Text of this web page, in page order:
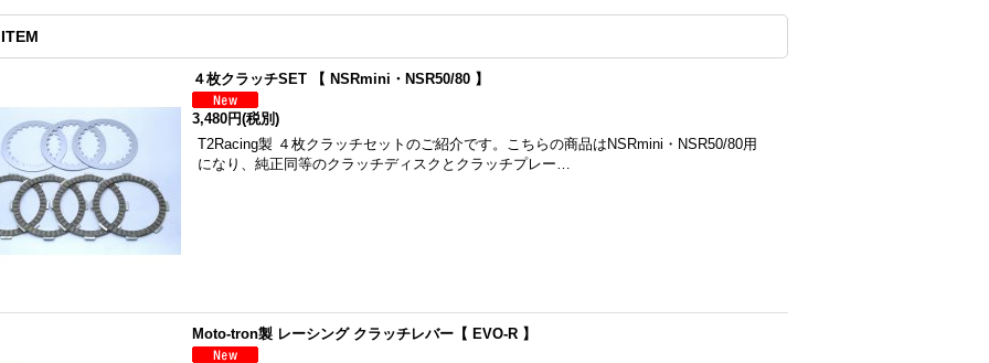
４枚クラッチSET 【 NSRmini・NSR50/80 】
3,480円(税別)
T2Racing製 ４枚クラッチセットのご紹介です。こちらの商品はNSRmini・NSR50/80用
になり、純正同等のクラッチディスクとクラッチプレー…
Moto-tron製 レーシング クラッチレバー【 EVO-R 】